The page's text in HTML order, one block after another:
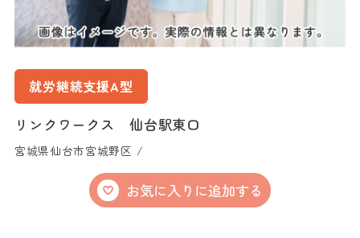
就労継続支援A型
リンクワークス 仙台駅東口
宮城県仙台市宮城野区 /
お気に入りに追加する